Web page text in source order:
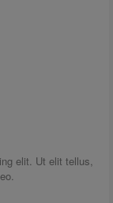
elit. Ut elit tellus,